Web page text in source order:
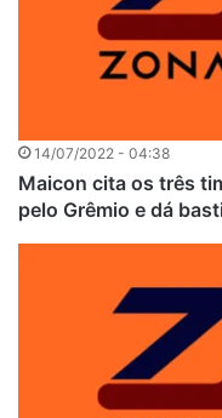
14/07/2022 - 04:38
Maicon cita os três
pelo Grêmio e dá